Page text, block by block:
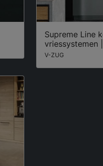
Supreme Line
vriessystemen
V-ZUG